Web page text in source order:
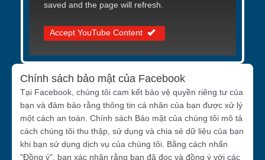
saved and the page will refresh.
Accept YouTube Content
Chính sách bảo mật của Facebook
Tại Facebook, chúng tôi cam kết bảo vệ quyền riêng tư của
bạn và đảm bảo rằng thông tin cá nhân của bạn được xử lý
một cách an toàn. Chính sách Bảo mật của chúng tôi mô tả
cách chúng tôi thu thập, sử dụng và chia sẻ dữ liệu của bạn
khi bạn sử dụng dịch vụ của chúng tôi. Bằng cách nhấn
"Đồng ý", bạn xác nhận rằng bạn đã đọc và đồng ý với các